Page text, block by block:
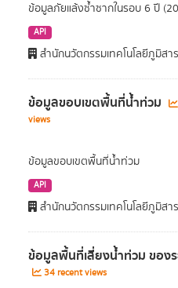
ข้อมูลภัยแล้งซ้ำซากในรอบ 6 ปี
API
สำนักนวัตกรรมเทคโนโลยีภูมิสา
ข้อมูลขอบเขตพื้นที่น้ำท่วม
views
ข้อมูลขอบเขตพื้นที่น้ำท่วม
API
สำนักนวัตกรรมเทคโนโลยีภูมิสา
ข้อมูลพื้นที่เสี่ยงนํ้าท่วม ของร
34 recent views